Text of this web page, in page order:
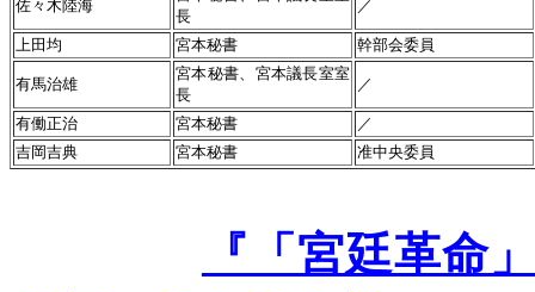
佐々木陸海
長
／
上田均 宮本秘書 幹部会委員
有馬治雄
宮本秘書、宮本議長室室
長
／
有働正治 宮本秘書
／
吉岡吉典
宮本秘書 准中央委員
『「宮廷革命